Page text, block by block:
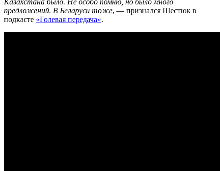
предложений. В Беларуси тоже, — признался Шестюк в
подкасте «Голевая передача».